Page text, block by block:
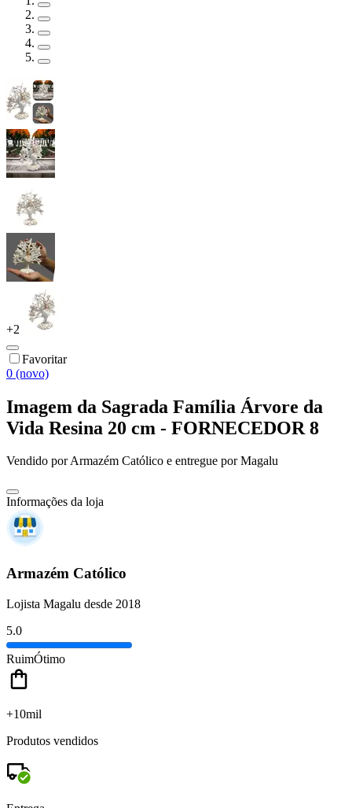
+2
Favoritar
0 (novo)
Imagem da Sagrada Família Árvore da
Vida Resina 20 cm - FORNECEDOR 8
Vendido porArmazém Católico e entregue por Magalu
Informações da loja
Armazém Católico
Lojista Magalu desde 2018
5.0
RuimÓtimo
+10mil
Produtos vendidos